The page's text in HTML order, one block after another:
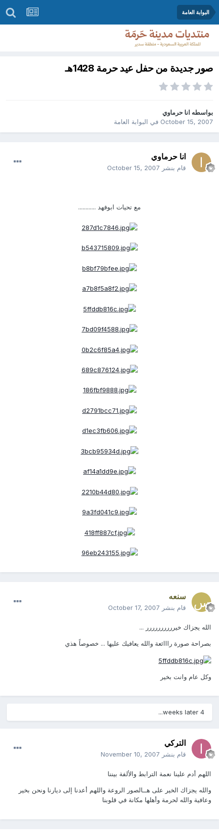
البوابة العامة
صور جديدة من حفل عيد حرمة 1428هـ
بواسطه انا حرماوي
October 15, 2007في البوابة العامة
انا حرماوي
قام بنشر October 15, 2007
مع تحيات ابوفهد ............
سنعه
قام بنشر October 17, 2007
الله يجزاك خيرررررررررر ...
بصراحة صورة رااائعة والله يعافيك عليها ... خصوصاً هذي
وكل عام وانت بخير
4 weeks later...
التركي
قام بنشر November 10, 2007
اللهم أدم علينا نعمة الترابط والألفة بيننا
والله يجزاك الخير على هــالصور الروعة واللهم أعدنا إلى ديارنا ونحن بخير
وعافية والله لحرمة وأهلها مكانة في قلوبنا